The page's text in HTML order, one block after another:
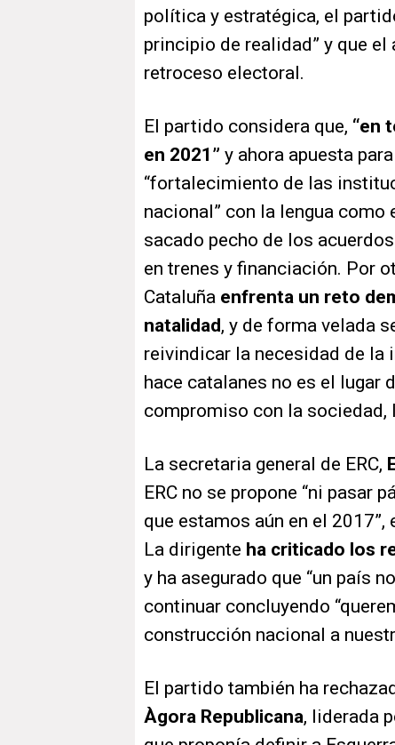
política y estratégica, el
principio de realidad” y que
retroceso electoral.
El partido considera que, “en
en 2021” y ahora apuesta
“fortalecimiento de las
nacional” con la lengua
sacado pecho de los
en trenes y financiación. Por
Cataluña enfrenta un reto
natalidad, y de forma velada
reivindicar la necesidad de la
hace catalanes no es el lugar
compromiso con la sociedad,
La secretaria general de ERC,
ERC no se propone “ni pasar
que estamos aún en el
La dirigente ha criticado los
y ha asegurado que “un país
continuar concluyendo
construcción nacional a
El partido también ha
Àgora Republicana, liderada